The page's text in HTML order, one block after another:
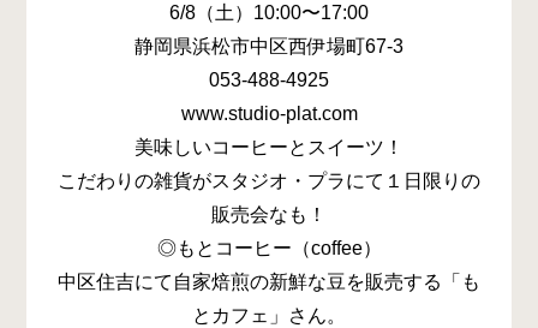
6/8（土）10:00〜17:00
静岡県浜松市中区西伊場町67-3
053-488-4925
www.studio-plat.com
美味しいコーヒーとスイーツ！
こだわりの雑貨がスタジオ・プラにて１日限りの
販売会なも！
◎もとコーヒー（coffee）
中区住吉にて自家焙煎の新鮮な豆を販売する「も
とカフェ」さん。